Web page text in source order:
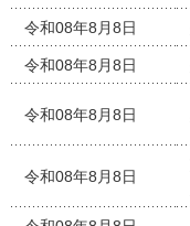
令和08年8月8日
令和08年8月8日
令和08年8月8日
令和08年8月8日